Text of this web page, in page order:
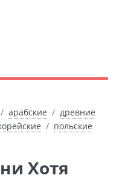
арабские
древние
польские
Хотя